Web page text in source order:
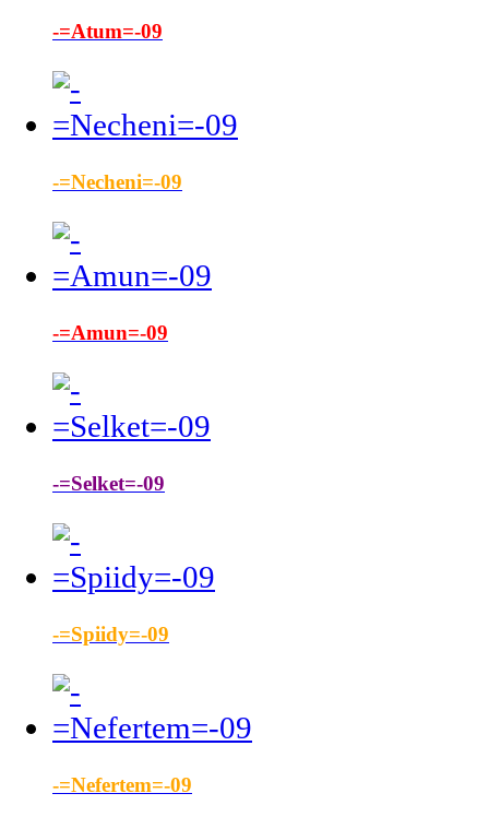
-=Atum=-09
-=Necheni=-09
-=Amun=-09
-=Selket=-09
-=Spiidy=-09
-=Nefertem=-09